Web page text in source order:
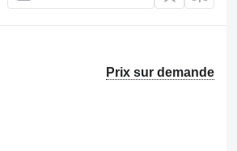
Prix sur demande